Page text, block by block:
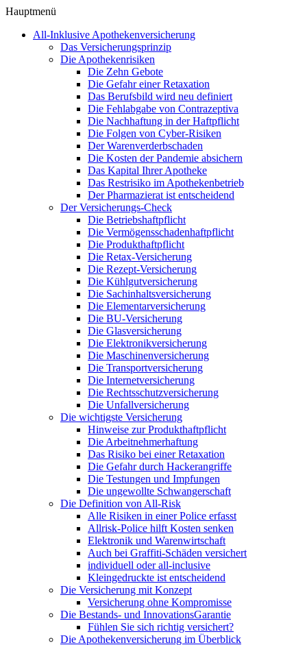
Hauptmenü
All-Inklusive Apothekenversicherung
Das Versicherungsprinzip
Die Apothekenrisiken
Die Zehn Gebote
Die Gefahr einer Retaxation
Das Berufsbild wird neu definiert
Die Fehlabgabe von Contrazeptiva
Die Nachhaftung in der Haftpflicht
Die Folgen von Cyber-Risiken
Der Warenverderbschaden
Die Kosten der Pandemie absichern
Das Kapital Ihrer Apotheke
Das Restrisiko im Apothekenbetrieb
Der Pharmazierat ist entscheidend
Der Versicherungs-Check
Die Betriebshaftpflicht
Die Vermögensschadenhaftpflicht
Die Produkthaftpflicht
Die Retax-Versicherung
Die Rezept-Versicherung
Die Kühlgutversicherung
Die Sachinhaltsversicherung
Die Elementarversicherung
Die BU-Versicherung
Die Glasversicherung
Die Elektronikversicherung
Die Maschinenversicherung
Die Transportversicherung
Die Internetversicherung
Die Rechtsschutzversicherung
Die Unfallversicherung
Die wichtigste Versicherung
Hinweise zur Produkthaftpflicht
Die Arbeitnehmerhaftung
Das Risiko bei einer Retaxation
Die Gefahr durch Hackerangriffe
Die Testungen und Impfungen
Die ungewollte Schwangerschaft
Die Definition von All-Risk
Alle Risiken in einer Police erfasst
Allrisk-Police hilft Kosten senken
Elektronik und Warenwirtschaft
Auch bei Graffiti-Schäden versichert
individuell oder all-inclusive
Kleingedruckte ist entscheidend
Die Versicherung mit Konzept
Versicherung ohne Kompromisse
Die Bestands- und InnovationsGarantie
Fühlen Sie sich richtig versichert?
Die Apothekenversicherung im Überblick